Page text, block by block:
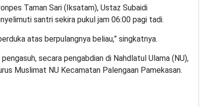
Taman Sari (Iksatam), Ustaz Subaidi
santri sekira pukul jam 06:00 pagi tadi.
atas berpulangnya beliau,” singkatnya.
secara pengabdian di Nahdlatul Ulama (NU),
Muslimat NU Kecamatan Palengaan Pamekasan.